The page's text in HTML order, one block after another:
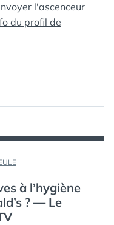
l'ascenceur
du profil de
à l’hygiène
? — Le